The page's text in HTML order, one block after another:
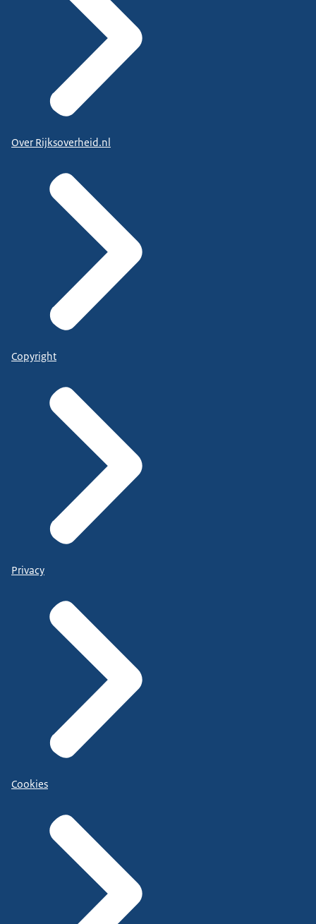
Over Rijksoverheid.nl
Copyright
Privacy
Cookies